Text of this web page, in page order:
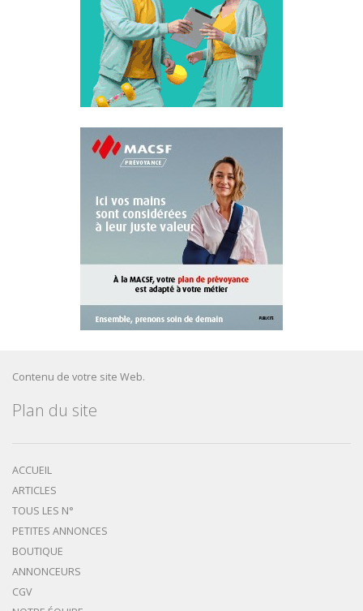
Contenu de votre site Web.
Plan du site
ACCUEIL
ARTICLES
TOUS LES N°
PETITES ANNONCES
BOUTIQUE
ANNONCEURS
CGV